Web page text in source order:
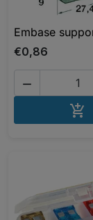
Embase
€0,86

